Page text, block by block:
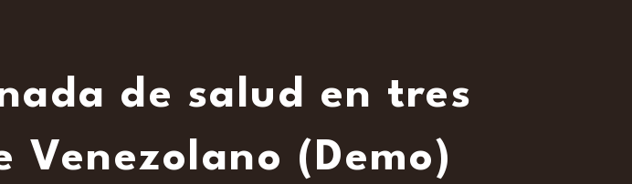
de salud en tres
(Demo)